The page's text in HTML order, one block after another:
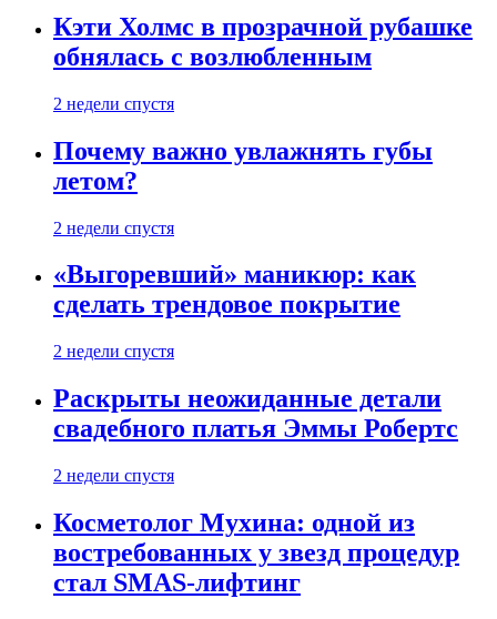
Кэти Холмс в прозрачной рубашке
обнялась с возлюбленным
2 недели спустя
Почему важно увлажнять губы
летом?
2 недели спустя
«Выгоревший» маникюр: как
сделать трендовое покрытие
2 недели спустя
Раскрыты неожиданные детали
свадебного платья Эммы Робертс
2 недели спустя
Косметолог Мухина: одной из
востребованных у звезд процедур
стал SMAS-лифтинг